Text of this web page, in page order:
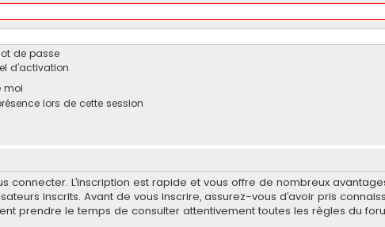
de passe
d’activation
moi
lors de cette session
connecter. L’inscription est rapide et vous offre de nombreux
inscrits. Avant de vous inscrire, assurez-vous d’avoir pris
prendre le temps de consulter attentivement toutes les règles du